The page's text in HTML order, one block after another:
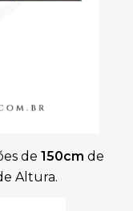
de 150cm de
Altura.